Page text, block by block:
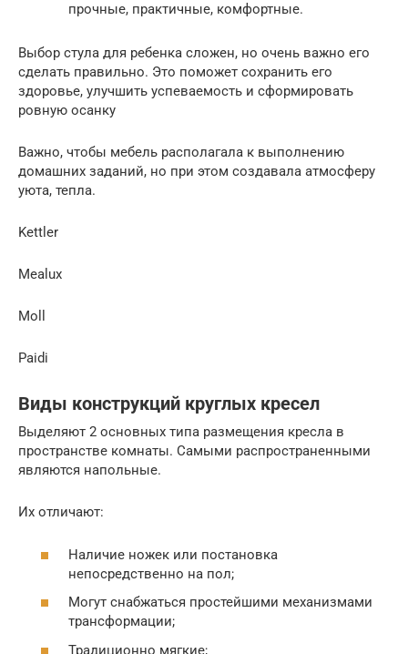
прочные, практичные, комфортные.
Выбор стула для ребенка сложен, но очень важно его
сделать правильно. Это поможет сохранить его
здоровье, улучшить успеваемость и сформировать
ровную осанку
Важно, чтобы мебель располагала к выполнению
домашних заданий, но при этом создавала атмосферу
уюта, тепла.
Kettler
Mealux
Moll
Paidi
Виды конструкций круглых кресел
Выделяют 2 основных типа размещения кресла в
пространстве комнаты. Самыми распространенными
являются напольные.
Их отличают:
Наличие ножек или постановка
непосредственно на пол;
Могут снабжаться простейшими механизмами
трансформации;
Традиционно мягкие;